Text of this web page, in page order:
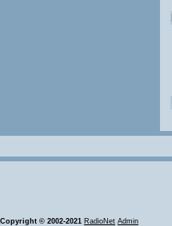
Copyright © 2002-2021 RadioNet Admin